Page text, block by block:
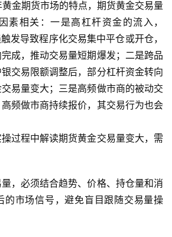
金期货市场的特点，期货黄金交易量
素相关：一是高杠杆资金的流入，
发导致程序化交易集中平仓或开仓，
成，推动交易量短期爆发；二是跨品
交易限额调整后，部分杠杆资金转向
易量变大；三是高频做市商的被动交
频做市商持续报价，其交易行为也会
过程中解读期货黄金交易量变大，需
，必须结合趋势、价格、持仓量和消
的市场信号，避免盲目跟随交易量操